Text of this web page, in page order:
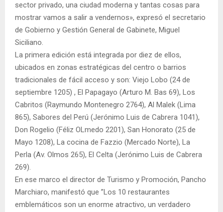
sector privado, una ciudad moderna y tantas cosas para
mostrar vamos a salir a vendernos», expresó el secretario
de Gobierno y Gestión General de Gabinete, Miguel
Siciliano.
La primera edición está integrada por diez de ellos,
ubicados en zonas estratégicas del centro o barrios
tradicionales de fácil acceso y son: Viejo Lobo (24 de
septiembre 1205) , El Papagayo (Arturo M. Bas 69), Los
Cabritos (Raymundo Montenegro 2764), Al Malek (Lima
865), Sabores del Perú (Jerónimo Luis de Cabrera 1041),
Don Rogelio (Féliz OLmedo 2201), San Honorato (25 de
Mayo 1208), La cocina de Fazzio (Mercado Norte), La
Perla (Av. Olmos 265), El Celta (Jerónimo Luis de Cabrera
269).
En ese marco el director de Turismo y Promoción, Pancho
Marchiaro, manifestó que ”Los 10 restaurantes
emblemáticos son un enorme atractivo, un verdadero